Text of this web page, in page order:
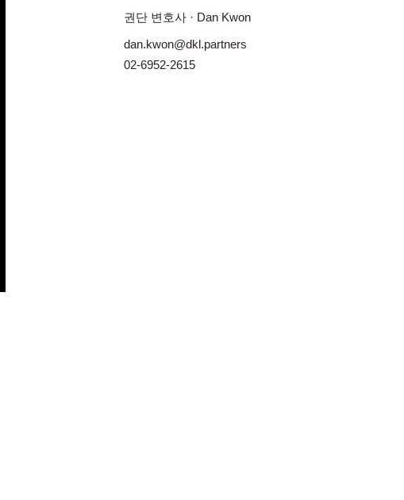
권단 변호사 · Dan Kwon
dan.kwon@dkl.partners
02-6952-2615